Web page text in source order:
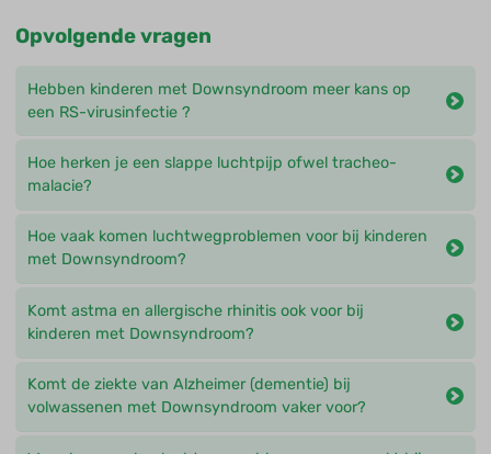
Opvolgende vragen
Hebben kinderen met Downsyndroom meer kans op
een RS-virusinfectie ?
Hoe herken je een slappe luchtpijp ofwel tracheo-
malacie?
Hoe vaak komen luchtwegproblemen voor bij kinderen
met Downsyndroom?
Komt astma en allergische rhinitis ook voor bij
kinderen met Downsyndroom?
Komt de ziekte van Alzheimer (dementie) bij
volwassenen met Downsyndroom vaker voor?